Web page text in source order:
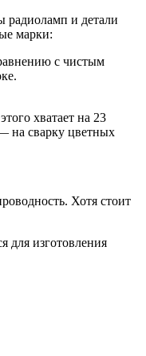
радиоламп и детали
марки:
с чистым
хватает на 23
на сварку цветных
Хотя стоит
изготовления